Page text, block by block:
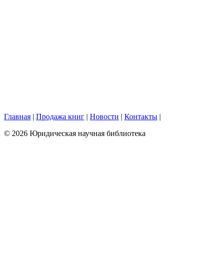
Главная | Продажа книг | Новости | Контакты |
© 2026 Юридическая научная библиотека